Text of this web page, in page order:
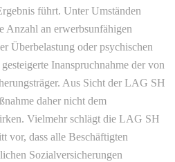
führt. Unter Umständen
Anzahl an erwerbsunfähigen
Überbelastung oder psychischen
Inanspruchnahme der von
Aus Sicht der LAG SH
daher nicht dem
Vielmehr schlägt die LAG SH
vor, dass alle Beschäftigten
Sozialversicherungen